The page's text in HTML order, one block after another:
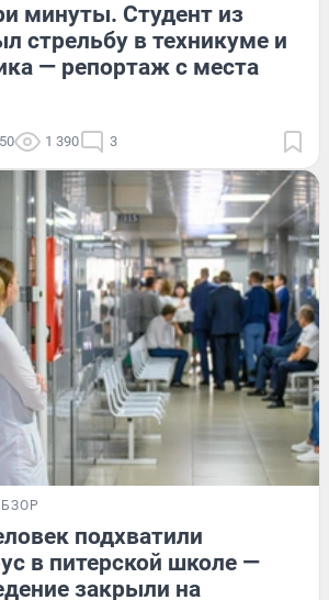
минуты. Студент из
стрельбу в техникуме и
— репортаж с места
1 390 3
подхватили
в питерской школе —
закрыли на